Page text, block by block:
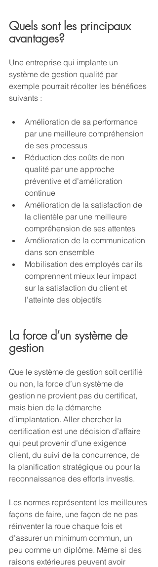
Quels sont les principaux
avantages?
Une entreprise qui implante un
système de gestion qualité par
exemple pourrait récolter les bénéfices
suivants :
Amélioration de sa performance
par une meilleure compréhension
de ses processus
Réduction des coûts de non
qualité par une approche
préventive et d’amélioration
continue
Amélioration de la satisfaction de
la clientèle par une meilleure
compréhension de ses attentes
Amélioration de la communication
dans son ensemble
Mobilisation des employés car ils
comprennent mieux leur impact
sur la satisfaction du client et
l’atteinte des objectifs
La force d’un système de
gestion
Que le système de gestion soit certifié
ou non, la force d’un système de
gestion ne provient pas du certificat,
mais bien de la démarche
d’implantation. Aller chercher la
certification est une décision d’affaire
qui peut provenir d’une exigence
client, du suivi de la concurrence, de
la planification stratégique ou pour la
reconnaissance des efforts investis.
Les normes représentent les meilleures
façons de faire, une façon de ne pas
réinventer la roue chaque fois et
d’assurer un minimum commun, un
peu comme un diplôme. Même si des
raisons extérieures peuvent avoir